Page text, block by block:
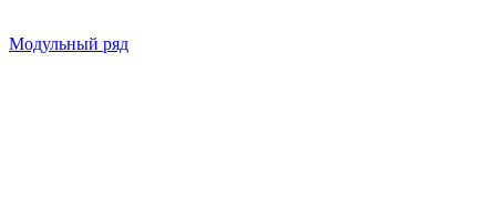
Модульный ряд